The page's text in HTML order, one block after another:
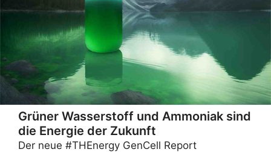
Grüner Wasserstoff und Ammoniak sind
die Energie der Zukunft
Der neue #THEnergy GenCell Report